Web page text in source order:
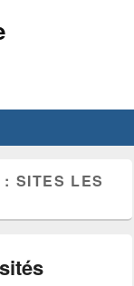
: SITES LES